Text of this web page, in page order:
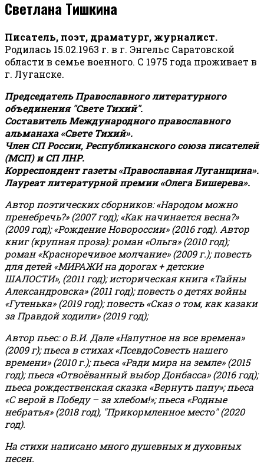
Светлана Тишкина
Писатель, поэт, драматург, журналист.
Родилась 15.02.1963 г. в г. Энгельс Саратовской
области в семье военного. С 1975 года проживает в
г. Луганске.
Председатель Православного литературного
объединения "Свете Тихий".
Составитель Международного православного
альманаха «Свете Тихий».
Член СП России, Республиканского союза писателей
(МСП) и СП ЛНР.
Корреспондент газеты «Православная Луганщина».
Лауреат литературной премии «Олега Бишерева».
Автор поэтических сборников: «Народом можно
пренебречь?» (2007 год); «Как начинается весна?»
(2009 год); «Рождение Новороссии» (2016 год). Автор
книг (крупная проза): роман «Ольга» (2010 год);
роман «Красноречивое молчание» (2009 г.); повесть
для детей «МИРАЖИ на дорогах + детские
ШАЛОСТИ», (2011 год); историческая книга «Тайны
Александровска» (2011 год); повесть о детях войны
«Гутенька» (2019 год); повесть «Сказ о том, как казаки
за Правдой ходили» (2019 год);
Автор пьес: о В.И. Дале «Напутное на все времена»
(2009 г); пьеса в стихах «ПсевдоСовесть нашего
времени» (2010 г.); пьеса «Ради мира на земле» (2015
год); пьеса «Отвоёванный выбор Донбасса» (2016 год);
пьеса рождественская сказка «Вернуть папу»; пьеса
«С верой в Победу – за хлебом!»;пьеса «Родные
небратья» (2018 год), "Прикормленное место" (2020
год).
На стихи написано много душевных и духовных
песен.